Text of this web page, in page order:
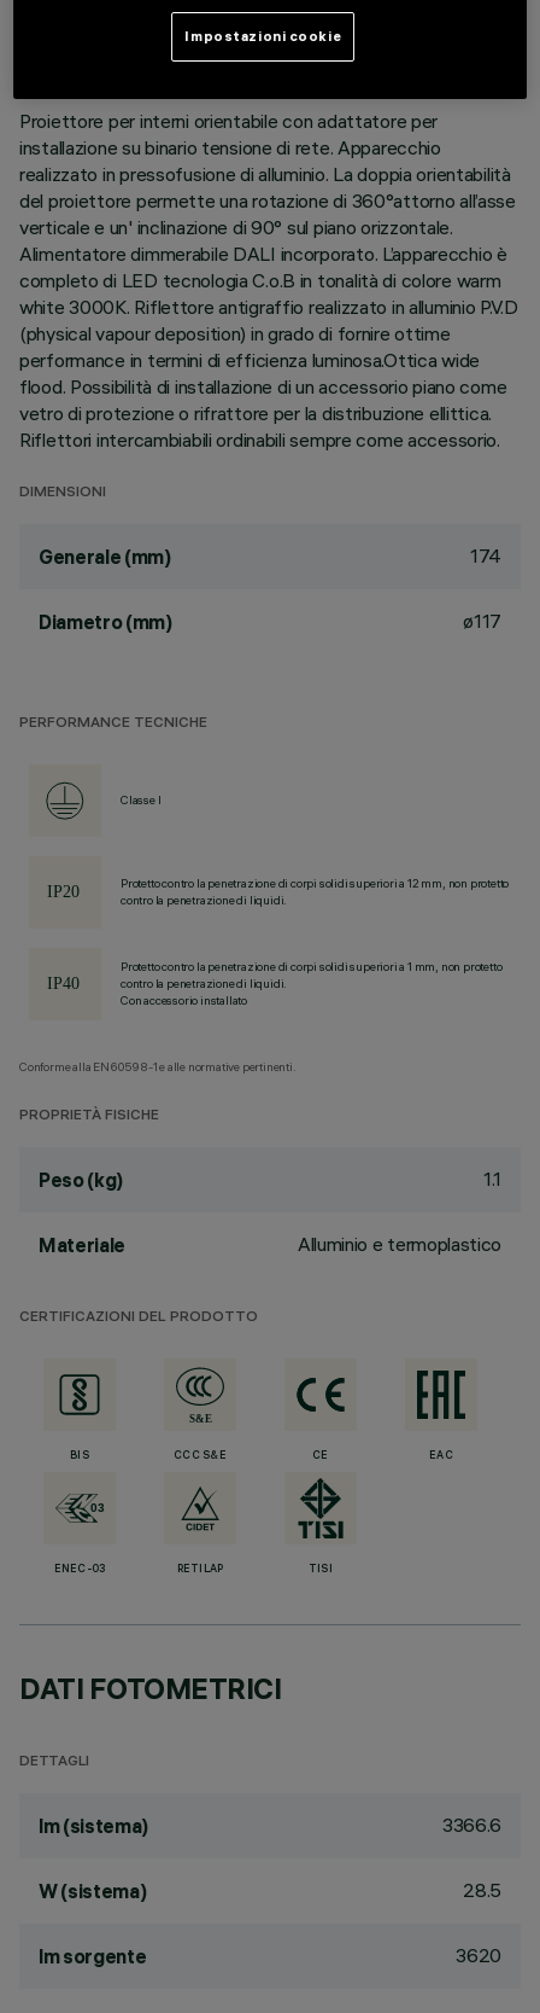
ULTIMO AGGIORNAMENTO: 04/08/2026
Proiettore per interni orientabile con adattatore per
installazione su binario tensione di rete. Apparecchio
realizzato in pressofusione di alluminio. La doppia orientabilità
del proiettore permette una rotazione di 360°attorno all’asse
verticale e un' inclinazione di 90° sul piano orizzontale.
Alimentatore dimmerabile DALI incorporato. L’apparecchio è
completo di LED tecnologia C.o.B in tonalità di colore warm
white 3000K. Riflettore antigraffio realizzato in alluminio P.V.D
(physical vapour deposition) in grado di fornire ottime
performance in termini di efficienza luminosa.Ottica wide
flood. Possibilità di installazione di un accessorio piano come
vetro di protezione o rifrattore per la distribuzione ellittica.
Riflettori intercambiabili ordinabili sempre come accessorio.
DIMENSIONI
Generale (mm) 174
Diametro (mm) ø117
PERFORMANCE TECNICHE
Classe I
Protetto contro la penetrazione di corpi solidi superiori a 12 mm, non protetto
contro la penetrazione di liquidi.
Protetto contro la penetrazione di corpi solidi superiori a 1 mm, non protetto
contro la penetrazione di liquidi.
Con accessorio installato
Conforme alla EN60598-1 e alle normative pertinenti.
PROPRIETÀ FISICHE
Peso (kg) 1.1
Materiale Alluminio e termoplastico
CERTIFICAZIONI DEL PRODOTTO
BIS CCC S&E CE EAC
ENEC-03 RETILAP TISI
DATI FOTOMETRICI
DETTAGLI
lm (sistema) 3366.6
W (sistema) 28.5
lm sorgente 3620
Impostazioni cookie